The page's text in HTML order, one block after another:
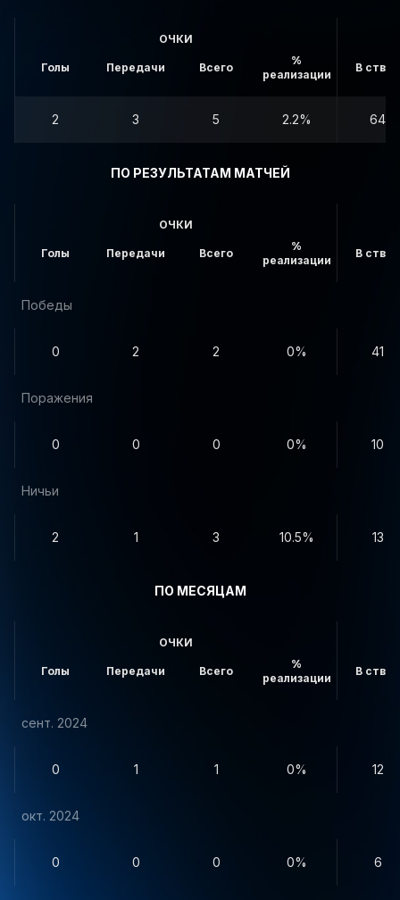
ОЧКИ
Голы Передачи Всего
%
реализации
В створ
2 3 5 2.2% 64
ПО РЕЗУЛЬТАТАМ МАТЧЕЙ
ОЧКИ
Голы Передачи Всего
%
реализации
В створ
Победы
0 2 2 0% 41
Поражения
0 0 0 0% 10
Ничьи
2 1 3 10.5% 13
ПО МЕСЯЦАМ
ОЧКИ
Голы Передачи Всего
%
реализации
В створ
сент. 2024
0 1 1 0% 12
окт. 2024
0 0 0 0% 6